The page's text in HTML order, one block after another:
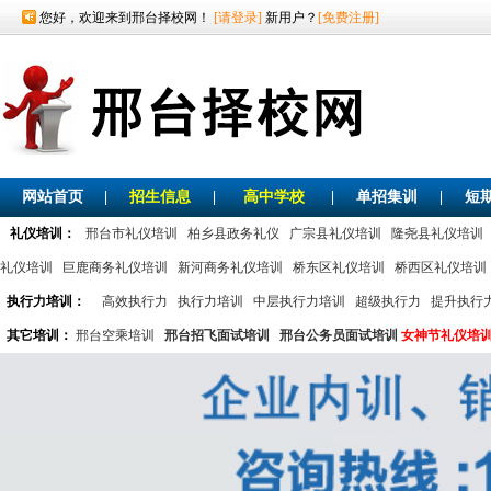
您好，欢迎来到邢台择校网！ [请登录] 新用户？ [免费注册]
网站首页 招生信息 高中学校 单招集训 短
礼仪培训： 邢台市礼仪培训 柏乡县政务礼仪 广宗县礼仪培训 隆尧县礼仪培训
礼仪培训 巨鹿商务礼仪培训 新河商务礼仪培训 桥东区礼仪培训 桥西区礼仪培训
执行力培训： 高效执行力 执行力培训 中层执行力培训 超级执行力 提升执行
其它培训： 邢台空乘培训 邢台招飞面试培训 邢台公务员面试培训 女神节礼仪培